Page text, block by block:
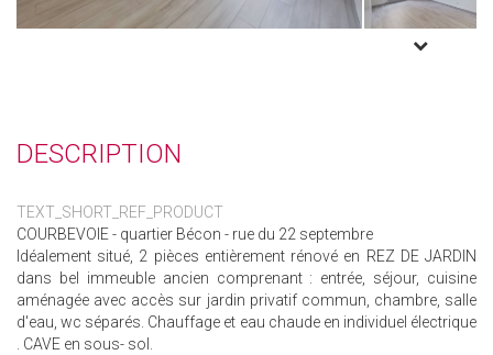
DESCRIPTION
TEXT_SHORT_REF_PRODUCT
COURBEVOIE - quartier Bécon - rue du 22 septembre
Idéalement situé, 2 pièces entièrement rénové en REZ DE JARDIN
dans bel immeuble ancien comprenant : entrée, séjour, cuisine
aménagée avec accès sur jardin privatif commun, chambre, salle
d'eau, wc séparés. Chauffage et eau chaude en individuel électrique
. CAVE en sous- sol.